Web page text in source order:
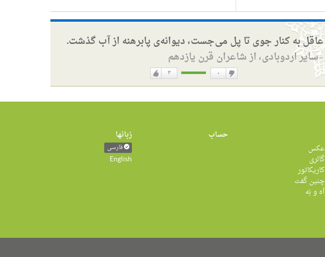
عاقل به کنار جوی تا پل می‌جست، دیوانه‌ی پابرهنه از آب گذشت.
—سایر اردوبادی، از شاعران قرن یازدهم
دوست
۳ ۰
دوست
عکس
گالری
کاریکاتور
چنین گفت
اَه و بَه
حساب زبانها
فارسی
English